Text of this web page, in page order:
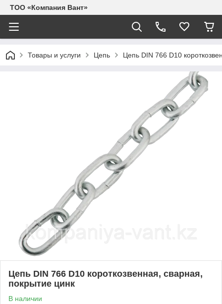
ТОО «Компания Вант»
Товары и услуги Цепь Цепь DIN 766 D10
Цепь DIN 766 D10 короткозвенная, сварная,
покрытие цинк
В наличии